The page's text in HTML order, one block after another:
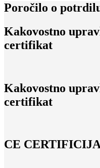
Poročilo o
Kakovostno
certifikat
Kakovostno
certifikat
CE